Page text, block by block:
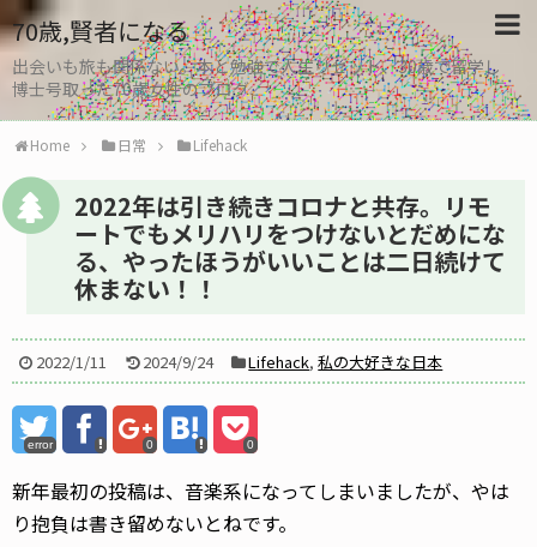
70歳,賢者になる
出会いも旅も関係ない。本と勉強で人生リセット、30歳で留学し
博士号取った70歳女性のブログ
Home 日常 Lifehack
2022年は引き続きコロナと共存。リモ
ートでもメリハリをつけないとだめにな
る、やったほうがいいことは二日続けて
休まない！！
2022/1/11 2024/9/24 Lifehack,私の大好きな日本
error 0 0
新年最初の投稿は、音楽系になってしまいましたが、やは
り抱負は書き留めないとねです。